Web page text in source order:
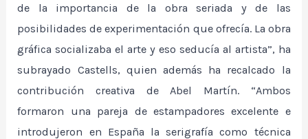
de la importancia de la obra seriada y de las
posibilidades de experimentación que ofrecía. La obra
gráfica socializaba el arte y eso seducía al artista”, ha
subrayado Castells, quien además ha recalcado la
contribución creativa de Abel Martín. “Ambos
formaron una pareja de estampadores excelente e
introdujeron en España la serigrafía como técnica